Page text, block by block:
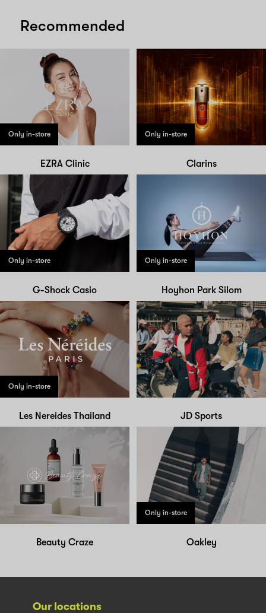
Recommended
Only in-store
EZRA Clinic
Only in-store
Clarins
Only in-store
G-Shock Casio
Only in-store
Hoyhon Park Silom
Only in-store
Les Nereides Thailand JD Sports
Beauty Craze
Only in-store
Oakley
Our locations